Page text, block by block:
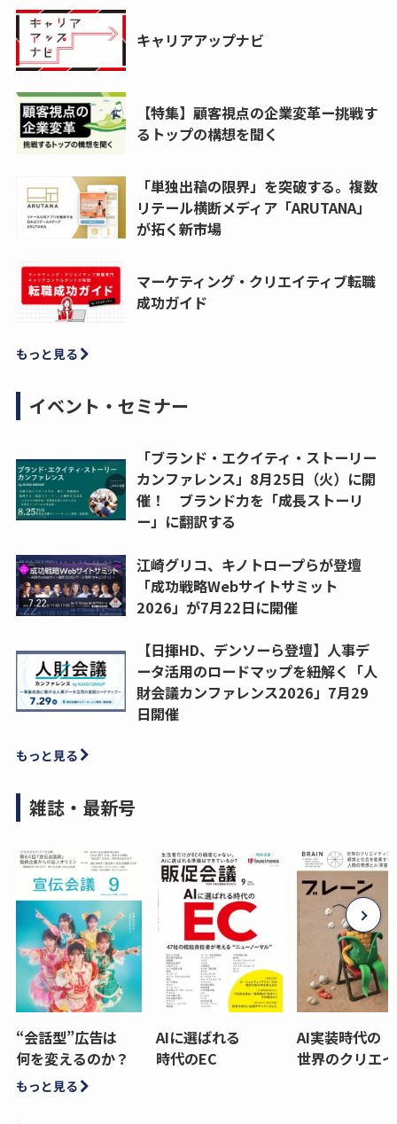
キャリアアップナビ
【特集】顧客視点の企業変革ー挑戦す
るトップの構想を聞く
「単独出稿の限界」を突破する。複数
リテール横断メディア「ARUTANA」
が拓く新市場
マーケティング・クリエイティブ転職
成功ガイド
もっと見る
イベント・セミナー
「ブランド・エクイティ・ストーリー
カンファレンス」8月25日（火）に開
催！ ブランド力を「成長ストーリ
ー」に翻訳する
江崎グリコ、キノトロープらが登壇
「成功戦略Webサイトサミット
2026」が7月22日に開催
【日揮HD、デンソーら登壇】人事デ
ータ活用のロードマップを紐解く「人
財会議カンファレンス2026」7月29
日開催
もっと見る
雑誌・最新号
“会話型”広告は
何を変えるのか？
AIに選ばれる
時代のEC
AI実装時代の
世界のクリエ
もっと見る